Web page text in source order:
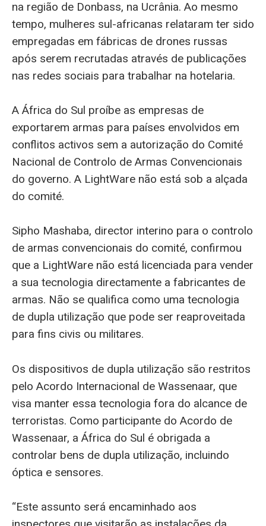
na região de Donbass, na Ucrânia. Ao mesmo
tempo, mulheres sul-africanas relataram ter sido
empregadas em fábricas de drones russas
após serem recrutadas através de publicações
nas redes sociais para trabalhar na hotelaria.
A África do Sul proíbe as empresas de
exportarem armas para países envolvidos em
conflitos activos sem a autorização do Comité
Nacional de Controlo de Armas Convencionais
do governo. A LightWare não está sob a alçada
do comité.
Sipho Mashaba, director interino para o controlo
de armas convencionais do comité, confirmou
que a LightWare não está licenciada para vender
a sua tecnologia directamente a fabricantes de
armas. Não se qualifica como uma tecnologia
de dupla utilização que pode ser reaproveitada
para fins civis ou militares.
Os dispositivos de dupla utilização são restritos
pelo Acordo Internacional de Wassenaar, que
visa manter essa tecnologia fora do alcance de
terroristas. Como participante do Acordo de
Wassenaar, a África do Sul é obrigada a
controlar bens de dupla utilização, incluindo
óptica e sensores.
“Este assunto será encaminhado aos